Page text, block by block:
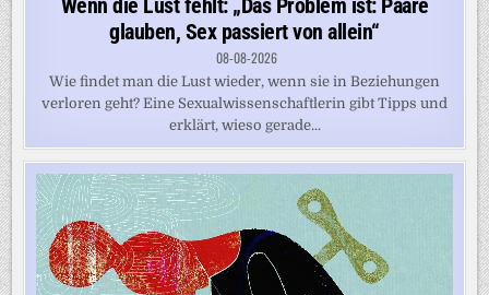
Wenn die Lust fehlt: „Das Problem ist: Paare
glauben, Sex passiert von allein“
08-08-2026
Wie findet man die Lust wieder, wenn sie in Beziehungen
verloren geht? Eine Sexualwissenschaftlerin gibt Tipps und
erklärt, wieso gerade...